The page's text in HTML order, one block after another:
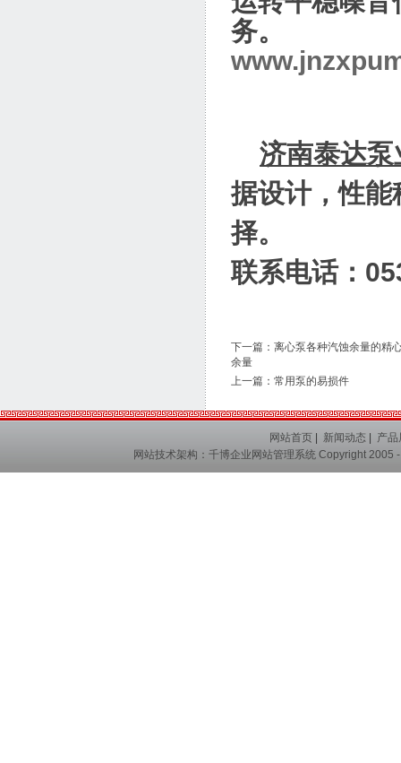
务。
济南泰达泵
据设计，性
择。
联系电话：
下一篇： 离心泵各种汽蚀余量的精
余量
上一篇： 常用泵的易损件
网站首页| 新闻动态
产品
网站技术架构： 千博企业网站管理系统 Copyright 2005